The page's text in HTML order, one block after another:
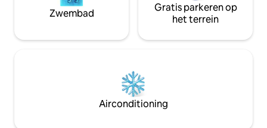
Zwembad
Gratis parkeren op
het terrein
Airconditioning